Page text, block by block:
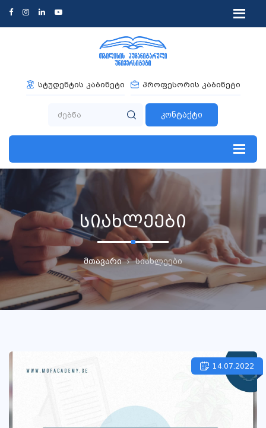
სტუდენტის კაბინეტი პროფესორის კაბინეტი
კონტაქტი
სიახლეები
მთავარი სიახლეები
14.07.2022